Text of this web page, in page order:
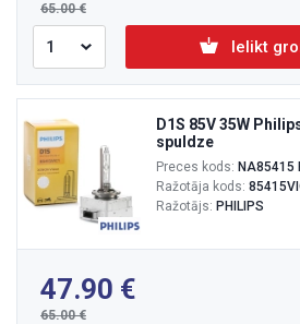
65.00
Ielikt
D1S 85V 35W
spuldze
Preces kods: NA85415
Ražotāja kods:
Ražotājs: PHILIPS
47.90
65.00